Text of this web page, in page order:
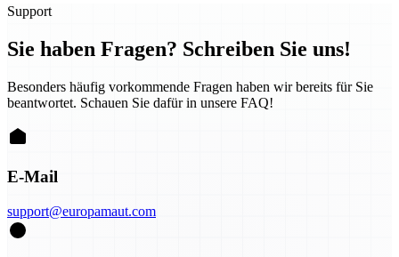
Support
Sie haben Fragen? Schreiben Sie uns!
Besonders häufig vorkommende Fragen haben wir bereits für Sie
beantwortet. Schauen Sie dafür in unsere FAQ!
E-Mail
support@europamaut.com